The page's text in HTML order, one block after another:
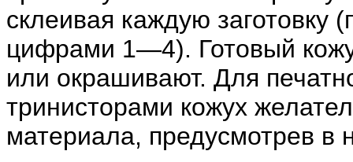
склеивая каждую заготовку
цифрами 1—4). Готовый
или окрашивают. Для
тринисторами кожух
материала, предусмотрев в